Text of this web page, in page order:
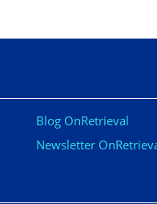
Blog OnRetrieval
Newsletter